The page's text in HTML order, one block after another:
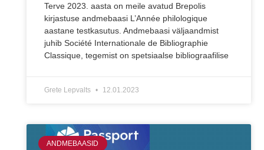
Terve 2023. aasta on meile avatud Brepolis
kirjastuse andmebaasi L’Année philologique
aastane testkasutus. Andmebaasi väljaandmist
juhib Société Internationale de Bibliographie
Classique, tegemist on spetsiaalse bibliograafilise
Grete Lepvalts 12.01.2023
ANDMEBAASID